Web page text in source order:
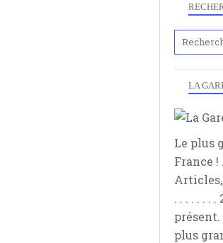
LA
Le plus
France !
Articles,
. . . . . . .
présent.
plus